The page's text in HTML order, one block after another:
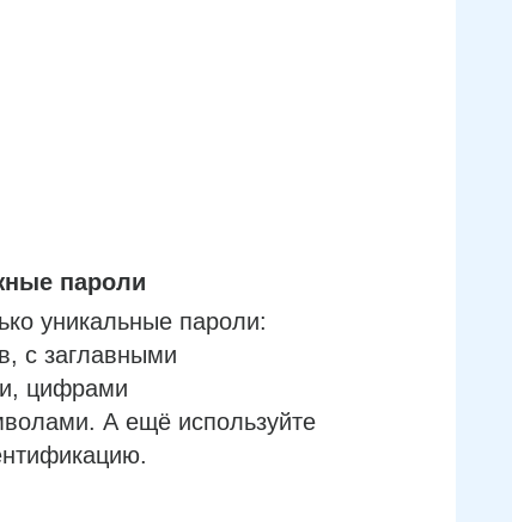
пароли
уникальные пароли:
с заглавными
цифрами
А ещё используйте